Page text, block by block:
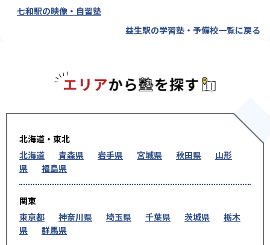
七和駅の映像・自習塾
益生駅の学習塾・予備校一覧に戻る
北海道・東北
北海道
青森県 岩手県 宮城県 秋田県
山形
県
福島県
関東
東京都
神奈川県 埼玉県 千葉県 茨城県
栃木
県
群馬県